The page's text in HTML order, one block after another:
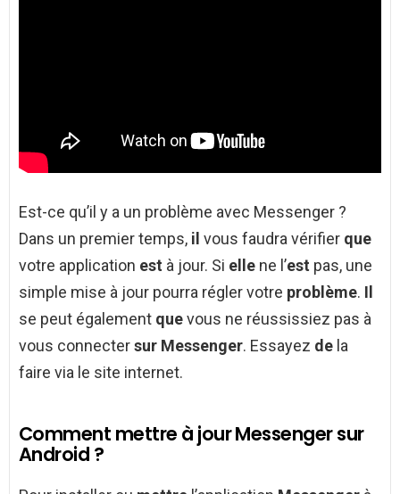
Est-ce qu’il y a un problème avec Messenger ?
Dans un premier temps, il vous faudra vérifier que
votre application est à jour. Si elle ne l’est pas, une
simple mise à jour pourra régler votre problème. Il
se peut également quevous ne réussissiez pas à
vous connectersur Messenger. Essayez de la
faire via le site internet.
Comment mettre à jour Messenger sur
Android ?